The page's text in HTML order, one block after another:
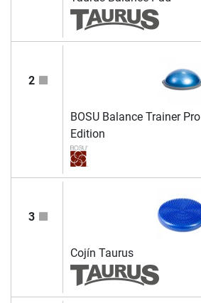
2
BOSU Balance Trainer Pro
Edition
3
Cojín Taurus